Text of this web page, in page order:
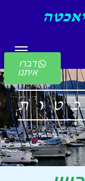
דברו
איתנו